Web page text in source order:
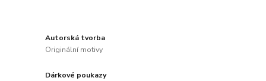
Autorská tvorba
Originální motivy
Dárkové poukazy